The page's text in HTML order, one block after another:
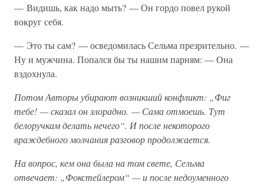
— Видишь, как надо мыть? — Он гордо повел рукой
вокруг себя.
— Это ты сам? — осведомилась Сельма презрительно. —
Ну и мужчина. Попался бы ты нашим парням: — Она
вздохнула.
Потом Авторы убирают возникший конфликт: „Фиг
тебе! — сказал он злорадно. — Сама отмоешь. Тут
белоручкам делать нечего“. И после некоторого
враждебного молчания разговор продолжается.
На вопрос, кем она была на том свете, Сельма
отвечает: „Фокстейлером“ — и после недоуменного